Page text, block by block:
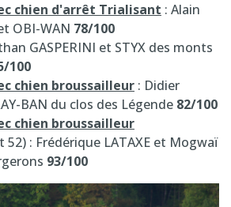
chien d'arrêt Trialisant : Alain
OBI-WAN 78/100
GASPERINI et STYX des monts
100
chien broussailleur : Didier
BAN du clos des Légende 82/100
chien broussailleur
52) : Frédérique LATAXE et Mogwaï
93/100